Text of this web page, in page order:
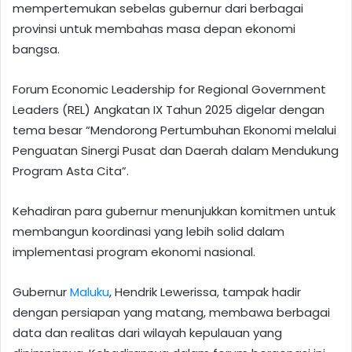
mempertemukan sebelas gubernur dari berbagai
provinsi untuk membahas masa depan ekonomi
bangsa.
Forum Economic Leadership for Regional Government
Leaders (REL) Angkatan IX Tahun 2025 digelar dengan
tema besar “Mendorong Pertumbuhan Ekonomi melalui
Penguatan Sinergi Pusat dan Daerah dalam Mendukung
Program Asta Cita”.
Kehadiran para gubernur menunjukkan komitmen untuk
membangun koordinasi yang lebih solid dalam
implementasi program ekonomi nasional.
GubernurMaluku, Hendrik Lewerissa, tampak hadir
dengan persiapan yang matang, membawa berbagai
data dan realitas dari wilayah kepulauan yang